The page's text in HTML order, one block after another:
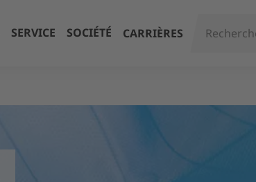
SERVICE SOCIÉTÉ CARRIÈRES